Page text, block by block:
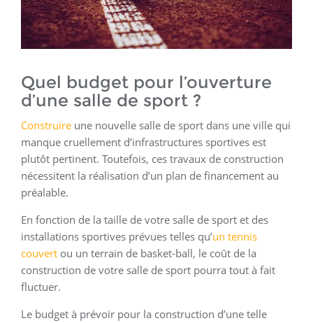
Quel budget pour l’ouverture
d’une salle de sport ?
Construire une nouvelle salle de sport dans une ville qui
manque cruellement d’infrastructures sportives est
plutôt pertinent. Toutefois, ces travaux de construction
nécessitent la réalisation d’un plan de financement au
préalable.
En fonction de la taille de votre salle de sport et des
installations sportives prévues telles qu’un tennis
couvert ou un terrain de basket-ball, le coût de la
construction de votre salle de sport pourra tout à fait
fluctuer.
Le budget à prévoir pour la construction d’une telle